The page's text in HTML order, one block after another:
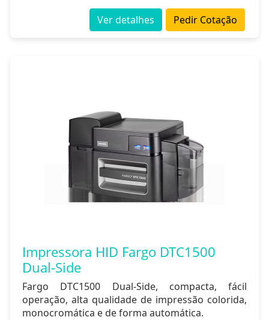
Pedir Cotação
Ver detalhes
Impressora HID Fargo DTC1500
Dual-Side
Fargo DTC1500 Dual-Side, compacta, fácil
operação, alta qualidade de impressão colorida,
monocromática e de forma automática.